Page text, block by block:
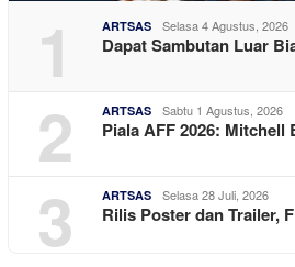
1 ARTSAS Selasa 4 Agustus, 2026
Dapat Sambutan Luar
2 ARTSAS Sabtu 1 Agustus, 2026
Piala AFF 2026:
3 ARTSAS Selasa 28 Juli, 2026
Rilis Poster dan Trailer,